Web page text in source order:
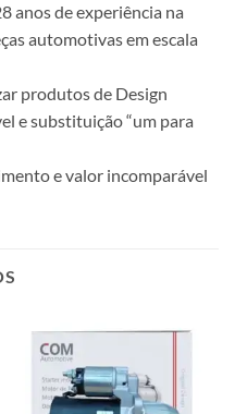
anos de experiência na
automotivas em escala
produtos de Design
e substituição “um para
e valor incomparável